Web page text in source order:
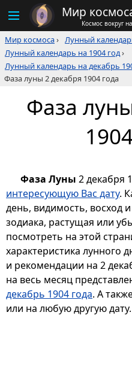
Мир
Космос вокруг
Мир космоса› Лунный
Лунный календарь на 1904 год›
Лунный календарь на декабрь
Фаза луны 2 декабря 1904 года
Фаза
Фаза Луны 2 декабря
интересующую Вас дату.
день, видимость, восход
зодиака, растущая или
посмотреть на этой
характеристика лунного
и рекомендации на 2
на весь месяц
декабрь 1904 года. А
или на любую другую дату.